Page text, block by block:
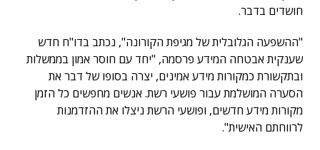
חושדים בדבר.
"ההשפעה הגלובלית של מגיפת הקורונה", נכתב בדו"ח חדש
שענקית אבטחה המידע פרסמה, "יחד עם חוסר אמון בממשלות
ובתקשורת כמקורות מידע אמינים, יצרה בסופו של דבר את
הסערה המושלמת עבור פושעי רשת. אנשים מחפשים כל הזמן
מקורות מידע חדשים, ופושעי הרשת ניצלו את ההזדמנות
לרווחתם האישית".